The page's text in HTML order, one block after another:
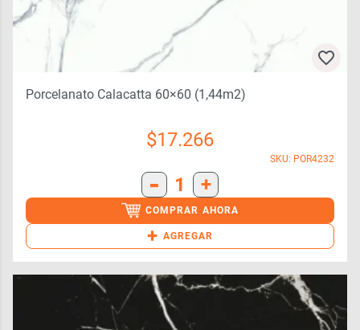
Porcelanato Calacatta 60×60 (1,44m2)
$17.266
SKU: POR4232
- 1 +
COMPRAR AHORA
+ AGREGAR